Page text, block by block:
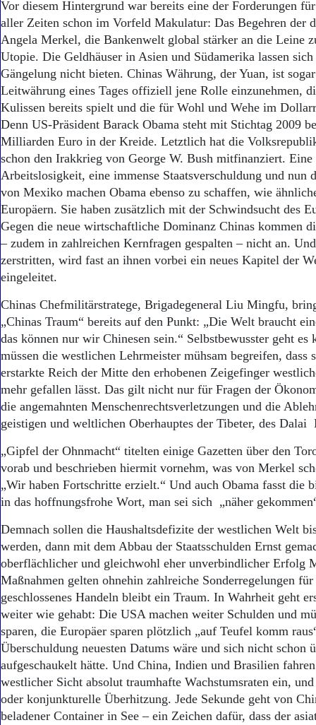
Vor diesem Hintergrund war bereits eine der Forderungen
aller Zeiten schon im Vorfeld Makulatur: Das Begehren der
Angela Merkel, die Bankenwelt global stärker an die Leine
Utopie. Die Geldhäuser in Asien und Südamerika lassen sich
Gängelung nicht bieten. Chinas Währung, der Yuan, ist
Leitwährung eines Tages offiziell jene Rolle einzunehmen,
Kulissen bereits spielt und die für Wohl und Wehe im
Denn US-Präsident Barack Obama steht mit Stichtag 2009
Milliarden Euro in der Kreide. Letztlich hat die
schon den Irakkrieg von George W. Bush mitfinanziert. Eine
Arbeitslosigkeit, eine immense Staatsverschuldung und nun
von Mexiko machen Obama ebenso zu schaffen, wie
Europäern. Sie haben zusätzlich mit der Schwindsucht des
Gegen die neue wirtschaftliche Dominanz Chinas kommen
– zudem in zahlreichen Kernfragen gespalten – nicht an.
zerstritten, wird fast an ihnen vorbei ein neues Kapitel der
eingeleitet.
Chinas Chefmilitärstratege, Brigadegeneral Liu Mingfu,
„Chinas Traum“ bereits auf den Punkt: „Die Welt braucht
das können nur wir Chinesen sein.“ Selbstbewusster geht es
müssen die westlichen Lehrmeister mühsam begreifen, dass
erstarkte Reich der Mitte den erhobenen Zeigefinger
mehr gefallen lässt. Das gilt nicht nur für Fragen der
die angemahnten Menschenrechtsverletzungen und die
geistigen und weltlichen Oberhauptes der Tibeter, des Dalai
„Gipfel der Ohnmacht“ titelten einige Gazetten über den
vorab und beschrieben hiermit vornehm, was von Merkel
„Wir haben Fortschritte erzielt.“ Und auch Obama fasst die
in das hoffnungsfrohe Wort, man sei sich „näher
Demnach sollen die Haushaltsdefizite der westlichen Welt
werden, dann mit dem Abbau der Staatsschulden Ernst
oberflächlicher und gleichwohl eher unverbindlicher Erfolg
Maßnahmen gelten ohnehin zahlreiche Sonderregelungen
geschlossenes Handeln bleibt ein Traum. In Wahrheit geht
weiter wie gehabt: Die USA machen weiter Schulden und
sparen, die Europäer sparen plötzlich „auf Teufel komm
Überschuldung neuesten Datums wäre und sich nicht schon
aufgeschaukelt hätte. Und China, Indien und Brasilien
westlicher Sicht absolut traumhafte Wachstumsraten ein,
oder konjunkturelle Überhitzung. Jede Sekunde geht von
beladener Container in See – ein Zeichen dafür, dass der